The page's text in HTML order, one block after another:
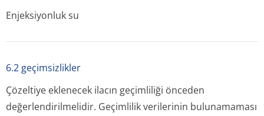
Enjeksiyonluk su
6.2 geçimsizlikler
Çözeltiye eklenecek ilacın geçimliliği önceden
değerlendiril­melidir. Geçimlilik verilerinin bulunamaması